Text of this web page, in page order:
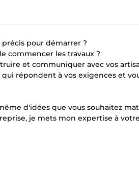
précis pour démarrer ?
commencer les travaux ?
et communiquer avec vos
répondent à vos exigences et
d'idées que vous souhaitez
je mets mon expertise à votre